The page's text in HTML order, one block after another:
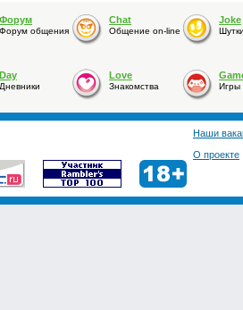
Форум
Форум общения
Chat
Общение on-line
Joke
Day
Дневники
Love
Знакомства Игры
Наши
О проекте